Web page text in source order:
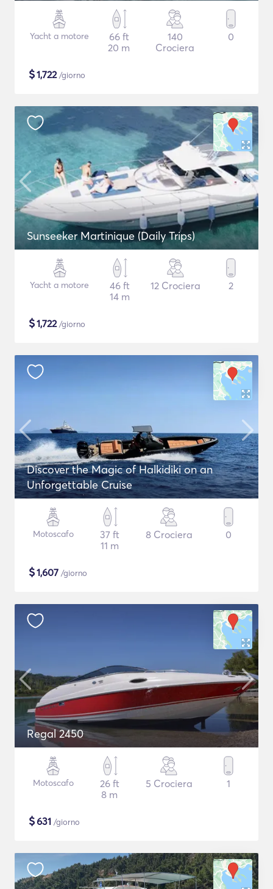
Yacht a motore
66 ft
20 m
140
Crociera
0
$1,722/giorno
Sunseeker Martinique (Daily Trips)
Yacht a motore
46 ft
14 m
12 Crociera 2
$1,722/giorno
Discover the Magic of Halkidiki on an
Unforgettable Cruise
Motoscafo
37 ft
11 m
8 Crociera 0
$1,607 /giorno
Regal 2450
Motoscafo
26 ft
8 m
5 Crociera 1
$631 /giorno